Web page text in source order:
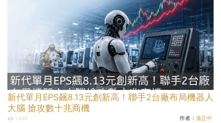
新代單月EPS飆8.13元創新高！聯手2台廠布局機器人
大腦 搶攻數十兆商機
1,649 作者： 溫正中